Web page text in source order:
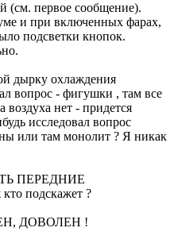
(см. первое сообщение).
и при включенных фарах,
подсветки кнопок.
дырку охлаждения
вопрос - фигушки , там все
воздуха нет - придется
исследовал вопрос
или там монолит ? Я никак
ПЕРЕДНИЕ
подскажет ?
ДОВОЛЕН !